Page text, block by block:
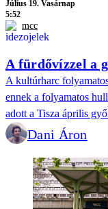
Július 19. Vasárnap
5:52
mcc
A fürdővízzel a
A kultúrharc
ennek a folyamatos
adott a Tisza április
Dani Áron